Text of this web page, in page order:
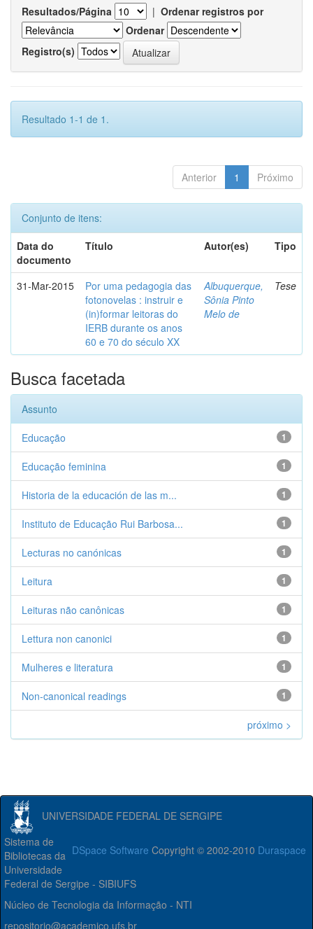
Resultados/Página | Ordenar registros por
Ordenar
Registro(s)
Resultado 1-1 de 1.
Anterior 1 Próximo
Conjunto de itens:
Data do
documento
Título Autor(es) Tipo
31-Mar-2015
Por uma pedagogia das
fotonovelas : instruir e
(in)formar leitoras do
IERB durante os anos
60 e 70 do século XX
Albuquerque,
Sônia Pinto
Melo de
Tese
Busca facetada
Assunto
1
Educação
1
Educação feminina
1
Historia de la educación de las m...
1
Instituto de Educação Rui Barbosa...
1
Lecturas no canónicas
1
Leitura
1
Leituras não canônicas
1
Lettura non canonici
1
Mulheres e literatura
1
Non-canonical readings
próximo >
UNIVERSIDADE FEDERAL DE SERGIPE
DSpace Software Copyright © 2002-2010 Duraspace
Sistema de
Bibliotecas da
Universidade
Federal de Sergipe - SIBIUFS
Núcleo de Tecnologia da Informação - NTI
repositorio@academico.ufs.br